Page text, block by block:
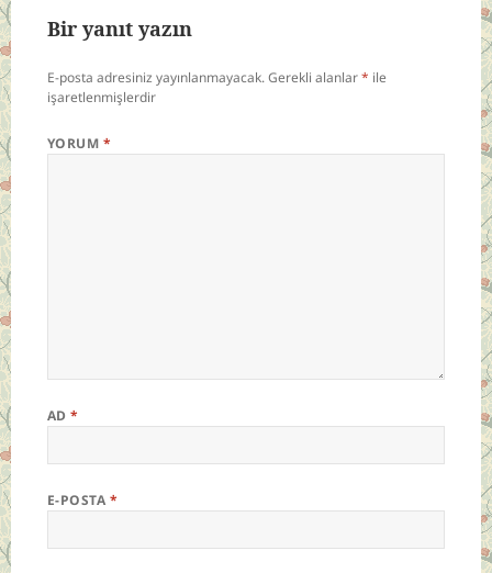
Bir yanıt yazın
E-posta adresiniz yayınlanmayacak.Gerekli alanlar* ile
işaretlenmişlerdir
YORUM *
AD*
E-POSTA *